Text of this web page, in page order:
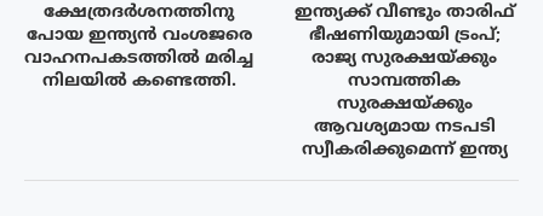
ക്ഷേത്രദർശനത്തിനു
പോയ ഇന്ത്യൻ വംശജരെ
വാഹനപകടത്തിൽ മരിച്ച
നിലയിൽ കണ്ടെത്തി.
ഇന്ത്യക്ക് വീണ്ടും താരിഫ്
ഭീഷണിയുമായി ട്രംപ്;
രാജ്യ സുരക്ഷയ്ക്കും
സാമ്പത്തിക
സുരക്ഷയ്ക്കും
ആവശ്യമായ നടപടി
സ്വീകരിക്കുമെന്ന് ഇന്ത്യ